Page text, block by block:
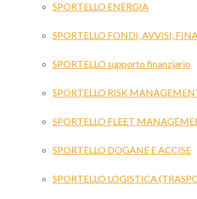
SPORTELLO ENERGIA
SPORTELLO FONDI, AVVISI,
SPORTELLO supporto finanziario
SPORTELLO RISK
SPORTELLO FLEET
SPORTELLO DOGANE E ACCISE
SPORTELLO LOGISTICA